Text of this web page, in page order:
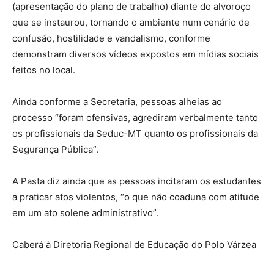
(apresentação do plano de trabalho) diante do alvoroço
que se instaurou, tornando o ambiente num cenário de
confusão, hostilidade e vandalismo, conforme
demonstram diversos vídeos expostos em mídias sociais
feitos no local.
Ainda conforme a Secretaria, pessoas alheias ao
processo “foram ofensivas, agrediram verbalmente tanto
os profissionais da Seduc-MT quanto os profissionais da
Segurança Pública”.
A Pasta diz ainda que as pessoas incitaram os estudantes
a praticar atos violentos, “o que não coaduna com atitude
em um ato solene administrativo”.
Caberá à Diretoria Regional de Educação do Polo Várzea